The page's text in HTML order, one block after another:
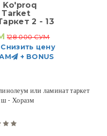
Ko'proq
Tarket
2 - 13
128 000 СУМ
Снизить цену
+ BONUS